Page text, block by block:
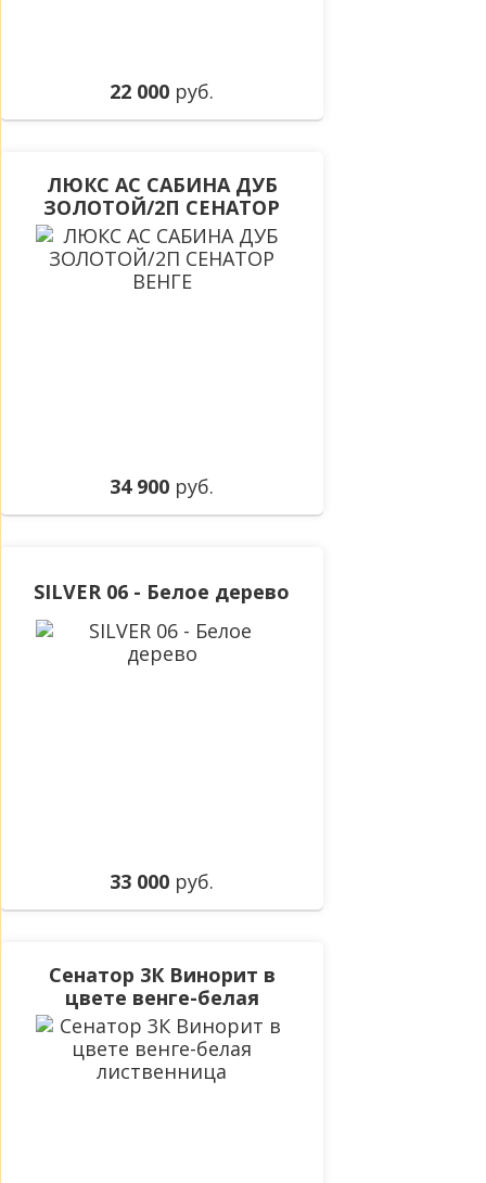
22 000 руб.
ЛЮКС АС САБИНА ДУБ
ЗОЛОТОЙ/2П СЕНАТОР
ВЕНГЕ
34 900 руб.
SILVER 06 - Белое дерево
33 000 руб.
Сенатор 3К Винорит в
цвете венге-белая
лиственница